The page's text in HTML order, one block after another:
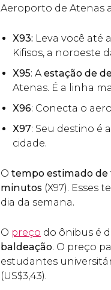
Aeroporto de Atenas
X93: Leva você até
Kifisos, a noroeste
X95: A estação de
Atenas. É a linha
X96: Conecta o
X97: Seu destino é
cidade.
O tempo estimado de
minutos (X97). Esses
dia da semana.
O preço do ônibus é
baldeação. O preço
estudantes
(US$3,43).